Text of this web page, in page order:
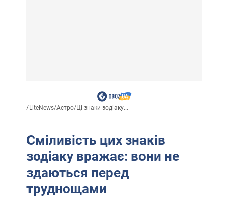
/LiteNews/Астро/Ці знаки зодіаку...
Сміливість цих знаків
зодіаку вражає: вони не
здаються перед
труднощами